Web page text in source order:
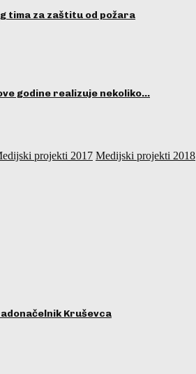
tima za zaštitu od požara
godine realizuje nekoliko…
projekti 2017 Medijski projekti 2018
Kruševca